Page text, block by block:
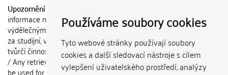
Používáme soubory cookies
Tyto webové stránky používají soubory
cookies a další sledovací nástroje s cílem
vylepšení uživatelského prostředí, analýzy
Upozornění / Notice:
informace nemohou být použity k
výdělečným účelům nebo vydávány
za studijní, vědeckou nebo jinou
tvůrčí činnost jiné osoby než autora.
/ Any retrieved information shall not
be used for any commercial